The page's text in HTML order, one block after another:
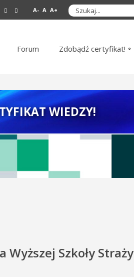
A- A A+
Forum Zdobądź certyfikat!
WIEDZY!
Szkoły Straży